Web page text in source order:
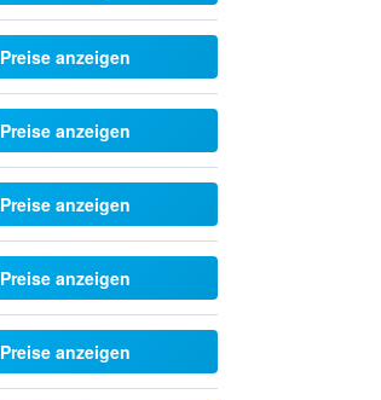
Preise anzeigen
Preise anzeigen
Preise anzeigen
Preise anzeigen
Preise anzeigen